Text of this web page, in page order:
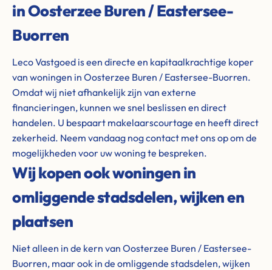
in Oosterzee Buren / Eastersee-
Buorren
Leco Vastgoed is een directe en kapitaalkrachtige koper
van woningen in Oosterzee Buren / Eastersee-Buorren.
Omdat wij niet afhankelijk zijn van externe
financieringen, kunnen we snel beslissen en direct
handelen. U bespaart makelaarscourtage en heeft direct
zekerheid. Neem vandaag nog contact met ons op om de
mogelijkheden voor uw woning te bespreken.
Wij kopen ook woningen in
omliggende stadsdelen, wijken en
plaatsen
Niet alleen in de kern van Oosterzee Buren / Eastersee-
Buorren, maar ook in de omliggende stadsdelen, wijken